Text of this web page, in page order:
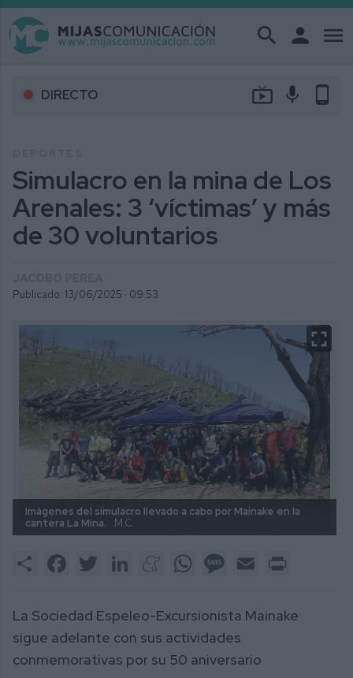
search person menu
DIRECTO live_tv mic phone_android
Simulacro en la mina de Los
Arenales: 3 ‘víctimas’ y más
de 30 voluntarios
Publicado: 13/06/2025 · 09:53
Imágenes del simulacro llevado a cabo por Mainake en la
cantera La Mina.
M.C.
Share FacebookTwitter LinkedInMeneameWhatsAppMessage
Email
La Sociedad Espeleo-Excursionista Mainake
sigue adelante con sus actividades
conmemorativas por su 50 aniversario